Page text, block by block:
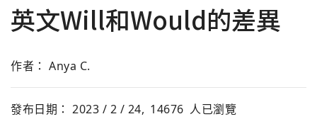
英文Will和Would的差異
作者： Anya C.
發布日期： 2023 / 2 / 24, 14676 人已瀏覽